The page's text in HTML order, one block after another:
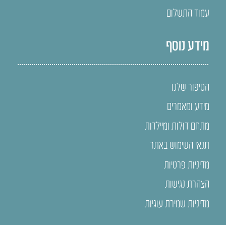
עמוד התשלום
מידע נוסף
הסיפור שלנו
מידע ומאמרים
מתחם דולות ומיילדות
תנאי השימוש באתר
מדיניות פרטיות
הצהרת נגישות
מדיניות שמירת עוגיות